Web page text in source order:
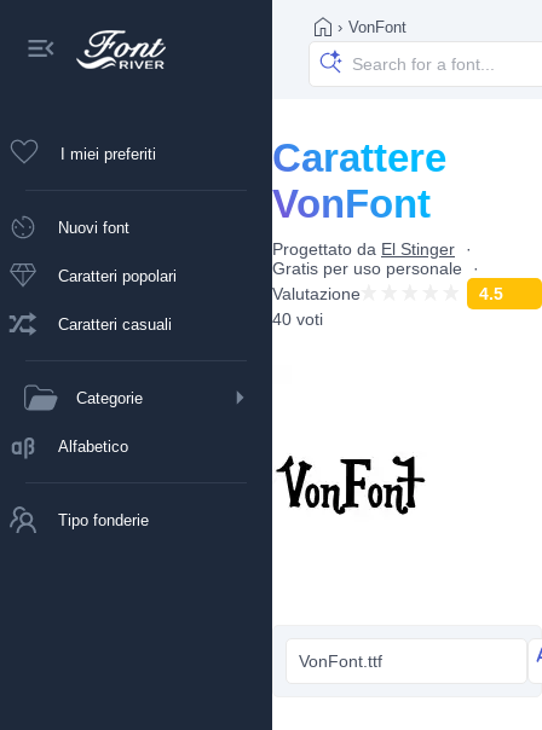
I miei preferiti
Nuovi font
Caratteri popolari
Caratteri casuali
Categorie
Alfabetico
Tipo fonderie
› VonFont
Carattere
VonFont
Progettato da El Stinger
Gratis per uso personale
Valutazione
4.5
40 voti
VonFont.ttf